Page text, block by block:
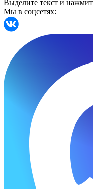
Выделите текст и
Мы в соцсетях: